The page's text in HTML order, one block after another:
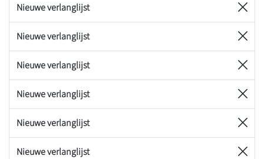
Nieuwe verlanglijst
Nieuwe verlanglijst
Nieuwe verlanglijst
Nieuwe verlanglijst
Nieuwe verlanglijst
Nieuwe verlanglijst